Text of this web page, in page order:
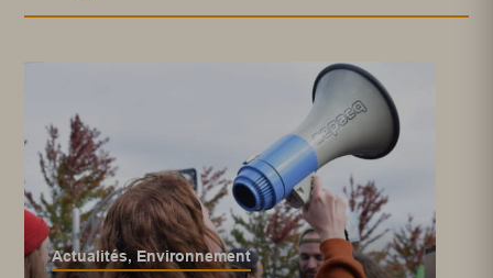
Actualités,Environnement